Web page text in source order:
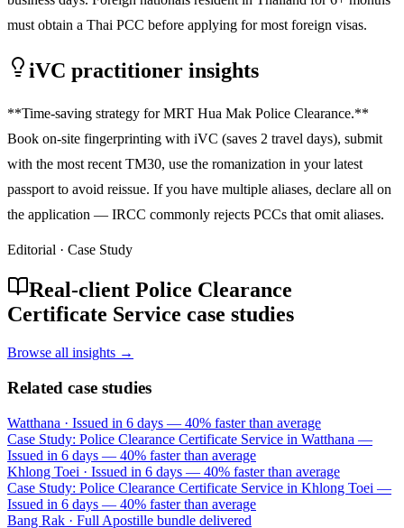
must obtain a Thai PCC before applying for most foreign visas.
iVC practitioner insights
**Time-saving strategy for MRT Hua Mak Police Clearance.**
Book on-site fingerprinting with iVC (saves 2 travel days), submit
with the most recent TM30, use the romanization in your latest
passport to avoid reissue. If you have multiple aliases, declare all on
the application — IRCC commonly rejects PCCs that omit aliases.
Editorial · Case Study
Real-client Police Clearance
Certificate Service case studies
Browse all insights →
Related case studies
Watthana · Issued in 6 days — 40% faster than average
Case Study: Police Clearance Certificate Service in Watthana —
Issued in 6 days — 40% faster than average
Khlong Toei · Issued in 6 days — 40% faster than average
Case Study: Police Clearance Certificate Service in Khlong Toei —
Issued in 6 days — 40% faster than average
Bang Rak · Full Apostille bundle delivered